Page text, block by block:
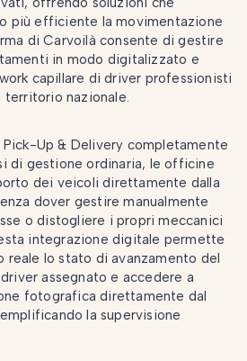
più efficiente la movimentazione
di Carvoilà consente di gestire
in modo digitalizzato e
capillare di driver professionisti
nazionale.
Up & Delivery completamente
di gestione ordinaria, le officine
dei veicoli direttamente dalla
dover gestire manualmente
o distogliere i propri meccanici
integrazione digitale permette
reale lo stato di avanzamento del
assegnato e accedere a
fotografica direttamente dal
la supervisione